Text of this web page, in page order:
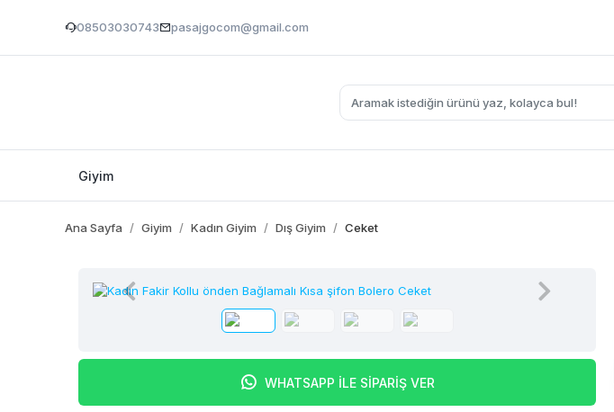
08503030743 pasajgocom@gmail.com
Giyim
Ana Sayfa Giyim Kadın Giyim Dış Giyim Ceket
WHATSAPP İLE SİPARİŞ VER